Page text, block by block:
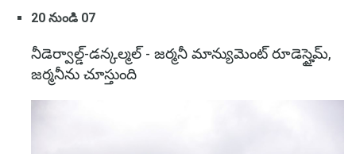
20 నుండి 07
నీడెర్వాల్డ్-డన్కల్మల్ - జర్మనీ మాన్యుమెంట్ రూడెస్హైమ్,
జర్మనీను చూస్తుంది